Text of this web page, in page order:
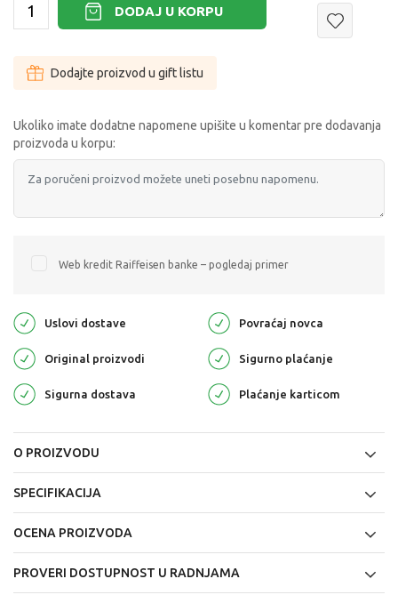
DODAJ U KORPU
Dodajte proizvod u gift listu
Ukoliko imate dodatne napomene upišite u komentar pre dodavanja
proizvoda u korpu:
Web kredit Raiffeisen banke – pogledaj primer
Uslovi dostave Povraćaj novca
Original proizvodi Sigurno plaćanje
Sigurna dostava Plaćanje karticom
O PROIZVODU
SPECIFIKACIJA
OCENA PROIZVODA
PROVERI DOSTUPNOST U RADNJAMA